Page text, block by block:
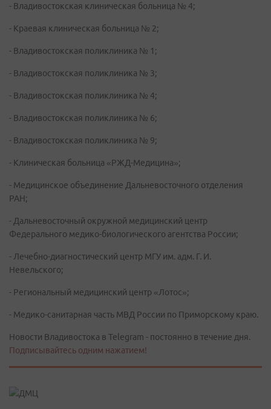
- Владивостокская клиническая больница № 4;
- Краевая клиническая больница № 2;
- Владивостокская поликлиника № 1;
- Владивостокская поликлиника № 3;
- Владивостокская поликлиника № 4;
- Владивостокская поликлиника № 6;
- Владивостокская поликлиника № 9;
- Клиническая больница «РЖД-Медицина»;
- Медицинское объединение Дальневосточного отделения
РАН;
- Дальневосточный окружной медицинский центр
Федерального медико-биологического агентства России;
- Лечебно-диагностический центр МГУ им. адм. Г. И.
Невельского;
- Региональный медицинский центр «Лотос»;
- Медико-санитарная часть МВД России по Приморскому краю.
Новости Владивостока в Telegram - постоянно в течение дня.
Подписывайтесь одним нажатием!